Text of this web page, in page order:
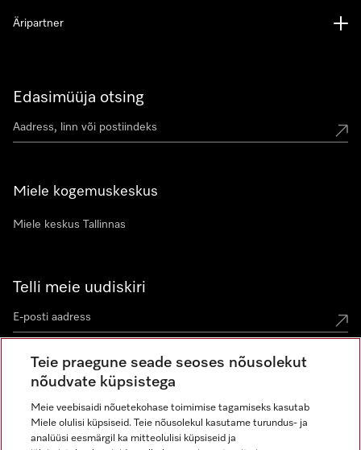
Edasimüüja otsing
Miele kogemuskeskus
Miele keskus Tallinnas
Telli meie uudiskiri
Äripartner
Miele Instagramis
Miele Facebookis
Miele Youtube'is
Teie praegune seade seoses nõusolekut
nõudvate küpsistega
Meie veebisaidi nõuetekohase toimimise tagamiseks kasutab
Miele olulisi küpsiseid. Teie nõusolekul kasutame turundus- ja
analüüsi eesmärgil ka mitteolulisi küpsiseid ja